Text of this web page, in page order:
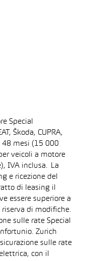
Special
Škoda, CUPRA,
48 mesi (15 000
veicoli a motore
IVA inclusa. La
e ricezione del
di leasing il
essere superiore a
di modifiche.
sulle rate Special
Zurich
sulle rate
con il